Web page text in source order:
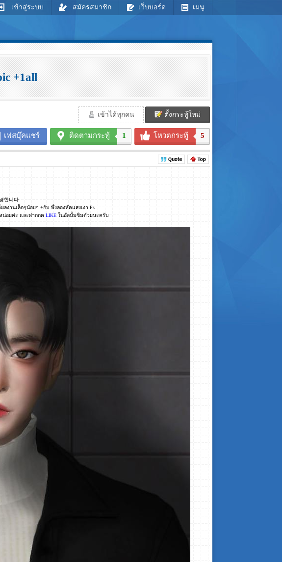
เข้าสู่ระบบ สมัครสมาชิก เว็บบอร์ด เมนู
+1all
เข้าได้ทุกคน ตั้งกระทู้ใหม่
เฟสบุ๊คแชร์ ติดตามกระทู้ 1 โหวตกระทู้ 5
합니다.
งานเล็กๆน้อยๆ +กับ พึ่งลองหัดแสงเงา Ps
น่อยค่ะ และฝากกด LIKE ในอัลบั้มซิมด้วยนะครับ